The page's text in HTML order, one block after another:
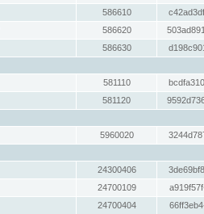
586610
586620
586630
581110
581120
5960020
24300406
24700109
24700404